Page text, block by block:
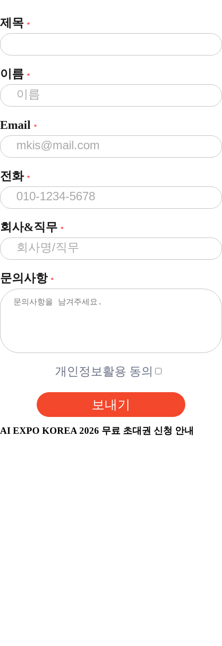
제목 *
이름 *
Email *
전화 *
회사&직무 *
문의사항 *
개인정보활용 동의
보내기
AI EXPO KOREA 2026 무료 초대권 신청 안내